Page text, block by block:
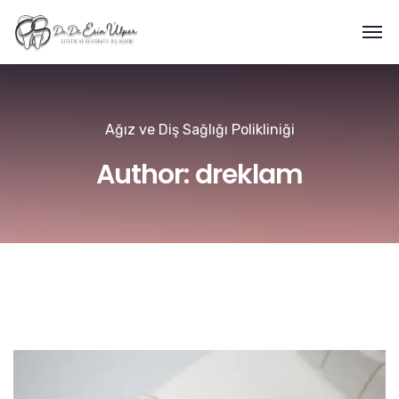
Ağız ve Diş Sağlığı Polikliniği
Author: dreklam